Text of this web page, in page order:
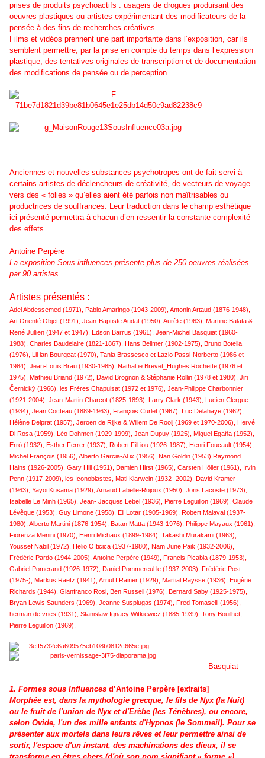
prises de produits psychoactifs : usagers de drogues produisant des
oeuvres plastiques ou artistes expérimentant des modificateurs de la
pensée à des fins de recherches créatives.
Films et vidéos prennent une part importante dans l’exposition, car ils
semblent permettre, par la prise en compte du temps dans l’expression
plastique, des tentatives originales de transcription et de documentation
des modifications de pensée ou de perception.
Anciennes et nouvelles substances psychotropes ont de fait servi à
certains artistes de déclencheurs de créativité, de vecteurs de voyage
vers des « folies » qu’elles aient été parfois non maîtrisables ou
productrices de souffrances. Leur traduction dans le champ esthétique
ici présenté permettra à chacun d’en ressentir la constante complexité
des effets.
Antoine Perpère
La exposition Sous influences présente plus de 250 oeuvres réalisées
par 90 artistes.
Artistes présentés :
Adel Abdessemed (1971), Pablo Amaringo (1943-2009), Antonin Artaud (1876-1948),
Art Orienté Objet (1991), Jean-Baptiste Audat (1950), Aurèle (1963), Martine Balata &
René Jullien (1947 et 1947), Edson Barrus (1961), Jean-Michel Basquiat (1960-
1988), Charles Baudelaire (1821-1867), Hans Bellmer (1902-1975), Bruno Botella
(1976), Lil ian Bourgeat (1970), Tania Brassesco et Lazlo Passi-Norberto (1986 et
1984), Jean-Louis Brau (1930-1985), Nathal ie Brevet_Hughes Rochette (1976 et
1975), Mathieu Briand (1972), David Brognon & Stéphanie Rollin (1978 et 1980), Jiri
Černický (1966), les Frères Chapuisat (1972 et 1976), Jean-Philippe Charbonnier
(1921-2004), Jean-Martin Charcot (1825-1893), Larry Clark (1943), Lucien Clergue
(1934), Jean Cocteau (1889-1963), François Curlet (1967), Luc Delahaye (1962),
Hélène Delprat (1957), Jeroen de Rijke & Willem De Rooij (1969 et 1970-2006), Hervé
Di Rosa (1959), Léo Dohmen (1929-1999), Jean Dupuy (1925), Miguel Egaña (1952),
Erró (1932), Esther Ferrer (1937), Robert Fill iou (1926-1987), Henri Foucault (1954),
Michel François (1956), Alberto Garcia-Al ix (1956), Nan Goldin (1953) Raymond
Hains (1926-2005), Gary Hill (1951), Damien Hirst (1965), Carsten Höller (1961), Irvin
Penn (1917-2009), les Iconoblastes, Mati Klarwein (1932- 2002), David Kramer
(1963), Yayoi Kusama (1929), Arnaud Labelle-Rojoux (1950), Joris Lacoste (1973),
Isabelle Le Minh (1965), Jean- Jacques Lebel (1936), Pierre Leguillon (1969), Claude
Lévêque (1953), Guy Limone (1958), Eli Lotar (1905-1969), Robert Malaval (1937-
1980), Alberto Martini (1876-1954), Batan Matta (1943-1976), Philippe Mayaux (1961),
Fiorenza Menini (1970), Henri Michaux (1899-1984), Takashi Murakami (1963),
Youssef Nabil (1972), Helio OIticica (1937-1980), Nam June Paik (1932-2006),
Frédéric Pardo (1944-2005), Antoine Perpère (1949), Francis Picabia (1879-1953),
Gabriel Pomerand (1926-1972), Daniel Pommereul le (1937-2003), Frédéric Post
(1975-), Markus Raetz (1941), Arnul f Rainer (1929), Martial Raysse (1936), Eugène
Richards (1944), Gianfranco Rosi, Ben Russell (1976), Bernard Saby (1925-1975),
Bryan Lewis Saunders (1969), Jeanne Susplugas (1974), Fred Tomaselli (1956),
herman de vries (1931), Stanislaw Ignacy Witkiewicz (1885-1939), Tony Bouilhet,
Pierre Leguillon (1969).
Basquiat
1. Formes sous Influences d’Antoine Perpère [extraits]
Morphée est, dans la mythologie grecque, le fils de Nyx (la Nuit)
ou le fruit de l'union de Nyx et d'Erèbe (les Ténèbres), ou encore,
selon Ovide, l'un des mille enfants d'Hypnos (le Sommeil). Pour se
présenter aux mortels dans leurs rêves et leur permettre ainsi de
sortir, l'espace d'un instant, des machinations des dieux, il se